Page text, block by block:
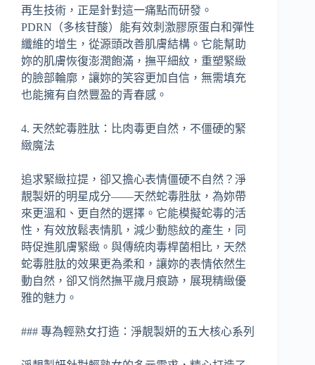
再生技術，正是針對這一痛點而研發。
PDRN（多核苷酸）能有效刺激膠原蛋白和彈性
纖維的增生，從源頭改善肌膚結構。它能幫助
妳的肌膚恢復澎潤飽滿，撫平細紋，重塑緊緻
的臉部輪廓，讓妳的笑容更加自信，無需填充
也能擁有自然豐盈的青春感。
4. 天然蛇毒胜肽：比肉毒更自然，不僵硬的緊
緻魔法
追求緊緻拉提，卻又擔心表情僵硬不自然？淨
靚製妍的明星成分——天然蛇毒胜肽，為妳帶
來更溫和、更自然的選擇。它能模擬蛇毒的活
性，有效放鬆表情肌，減少動態紋的產生，同
時促進肌膚緊緻。與傳統肉毒桿菌相比，天然
蛇毒胜肽的效果更為柔和，讓妳的表情依然生
動自然，卻又悄然撫平歲月痕跡，展現精緻優
雅的魅力。
### 專為輕熟女打造：淨靚製妍的五大核心系列